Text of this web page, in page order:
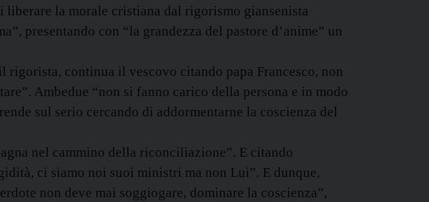
liberare la morale cristiana dal rigorismo giansenista
presentando con “la grandezza del pastore d’anime” un
rigorista, continua il vescovo citando papa Francesco, non
Ambedue “non si fanno carico della persona e in modo
sul serio cercando di addormentarne la coscienza del
nel cammino della riconciliazione”. E citando
ci siamo noi suoi ministri ma non Lui”. E dunque,
non deve mai soggiogare, dominare la coscienza”,